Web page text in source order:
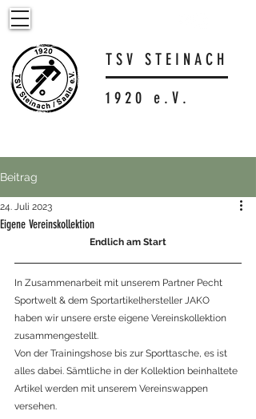
T S V S T E I N A C H
1 9 2 0 e . V .
Beitrag
Eigene Vereinskollektion
24. Juli 2023
Endlich am Start
In Zusammenarbeit mit unserem Partner Pecht
Sportwelt & dem Sportartikelhersteller JAKO
haben wir unsere erste eigene Vereinskollektion
zusammengestellt.
Von der Trainingshose bis zur Sporttasche, es ist
alles dabei. Sämtliche in der Kollektion beinhaltete
Artikel werden mit unserem Vereinswappen
versehen.